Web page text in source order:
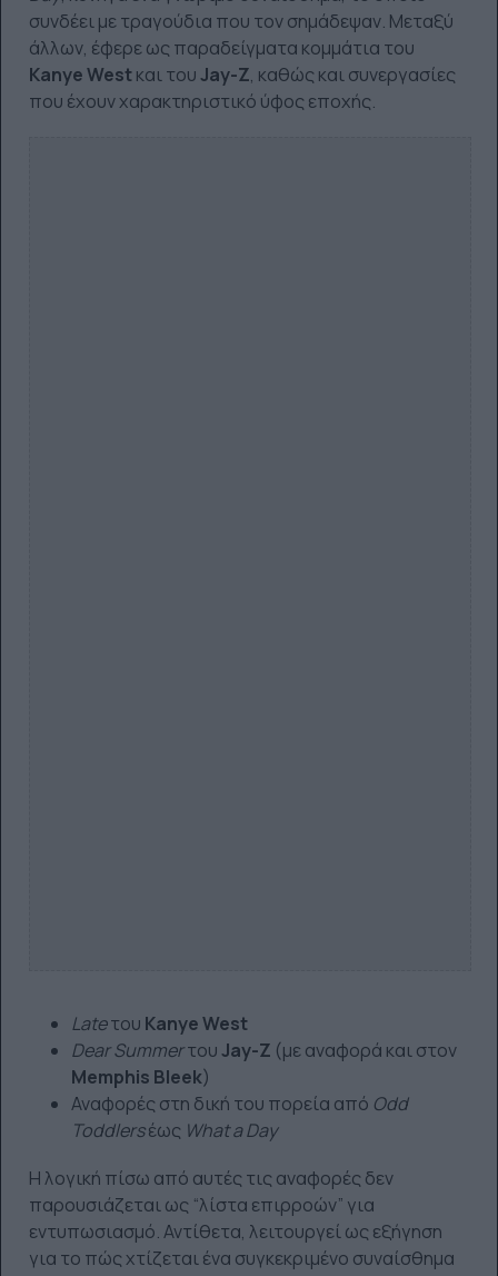
συνδέει με τραγούδια που τον σημάδεψαν. Μεταξύ
άλλων, έφερε ως παραδείγματα κομμάτια του
Kanye Westκαι τουJay-Z, καθώς και συνεργασίες
που έχουν χαρακτηριστικό ύφος εποχής.
Lateτου Kanye West
Dear SummerτουJay-Z (με αναφορά και στον
Memphis Bleek)
Αναφορές στη δική του πορεία από Odd
Toddlersέως What a Day
Η λογική πίσω από αυτές τις αναφορές δεν
παρουσιάζεται ως “λίστα επιρροών” για
εντυπωσιασμό. Αντίθετα, λειτουργεί ως εξήγηση
για το πώς χτίζεται ένα συγκεκριμένο συναίσθημα